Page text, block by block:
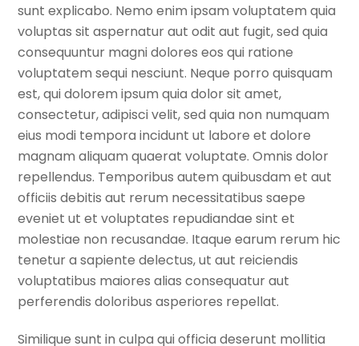
sunt explicabo. Nemo enim ipsam voluptatem quia
voluptas sit aspernatur aut odit aut fugit, sed quia
consequuntur magni dolores eos qui ratione
voluptatem sequi nesciunt. Neque porro quisquam
est, qui dolorem ipsum quia dolor sit amet,
consectetur, adipisci velit, sed quia non numquam
eius modi tempora incidunt ut labore et dolore
magnam aliquam quaerat voluptate. Omnis dolor
repellendus. Temporibus autem quibusdam et aut
officiis debitis aut rerum necessitatibus saepe
eveniet ut et voluptates repudiandae sint et
molestiae non recusandae. Itaque earum rerum hic
tenetur a sapiente delectus, ut aut reiciendis
voluptatibus maiores alias consequatur aut
perferendis doloribus asperiores repellat.
Similique sunt in culpa qui officia deserunt mollitia